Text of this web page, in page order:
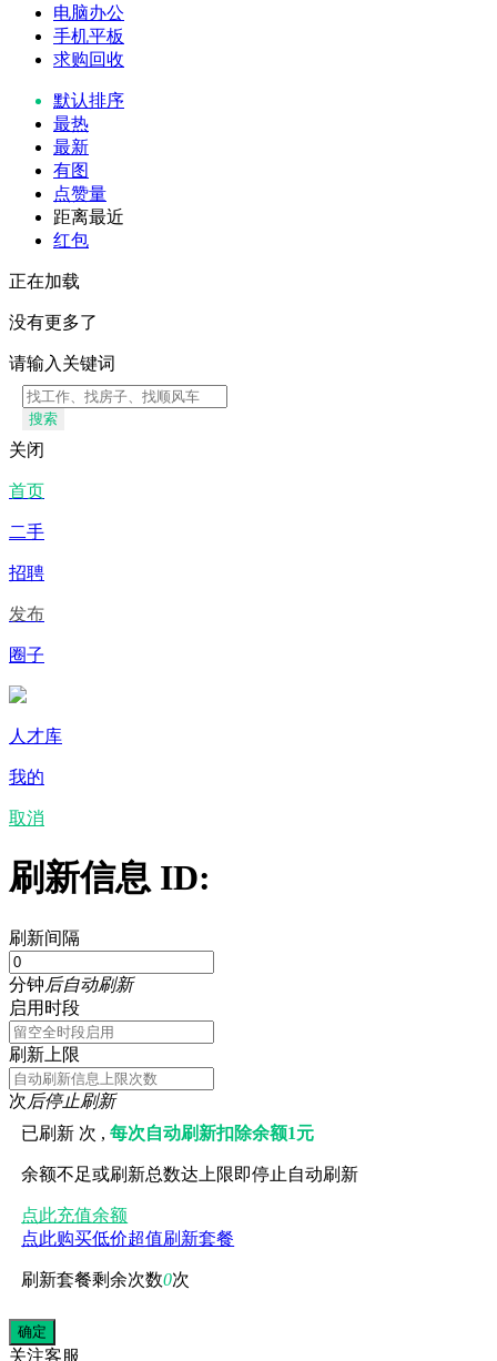
电脑办公
手机平板
求购回收
默认排序
最热
最新
有图
点赞量
距离最近
红包
正在加载
没有更多了
请输入关键词
搜索
关闭
首页
二手
招聘
发布
圈子
人才库
我的
取消
刷新信息 ID:
刷新间隔
分钟后自动刷新
启用时段
刷新上限
次后停止刷新
已刷新 次 ,每次自动刷新扣除余额1元
余额不足或刷新总数达上限即停止自动刷新
点此充值余额
点此购买低价超值刷新套餐
刷新套餐剩余次数0次
关注客服